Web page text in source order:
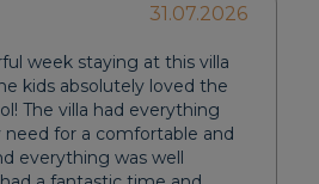
31.07.2026
week staying at this villa
kids absolutely loved the
The villa had everything
need for a comfortable and
everything was well